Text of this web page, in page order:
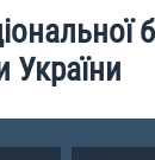
України